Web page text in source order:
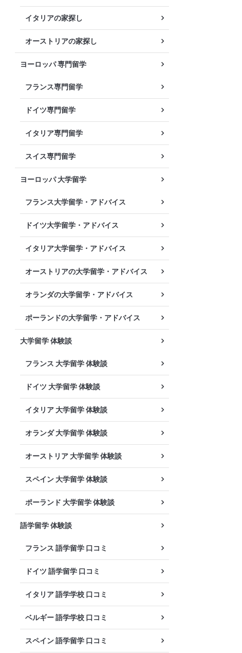
イタリアの家探し
オーストリアの家探し
ヨーロッパ 専門留学
フランス専門留学
ドイツ専門留学
イタリア専門留学
スイス専門留学
ヨーロッパ 大学留学
フランス大学留学・アドバイス
ドイツ大学留学・アドバイス
イタリア大学留学・アドバイス
オーストリアの大学留学・アドバイス
オランダの大学留学・アドバイス
ポーランドの大学留学・アドバイス
大学留学 体験談
フランス 大学留学 体験談
ドイツ 大学留学 体験談
イタリア 大学留学 体験談
オランダ 大学留学 体験談
オーストリア 大学留学 体験談
スペイン 大学留学 体験談
ポーランド 大学留学 体験談
語学留学 体験談
フランス 語学留学 口コミ
ドイツ 語学留学 口コミ
イタリア 語学学校 口コミ
ベルギー 語学学校 口コミ
スペイン 語学留学 口コミ